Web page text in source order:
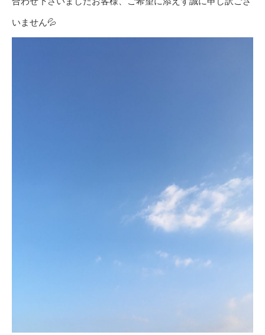
いません💦